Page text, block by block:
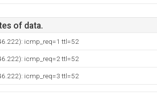
of data.
icmp_req=1 ttl=52
icmp_req=2 ttl=52
icmp_req=3 ttl=52